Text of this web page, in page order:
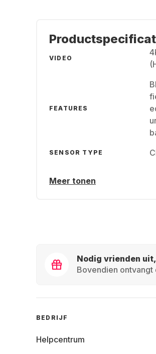
VIDEO
FEATURES
SENSOR TYPE
Meer tonen
Nodig vrienden
Bovendien ontvangt
BEDRIJF
Helpcentrum